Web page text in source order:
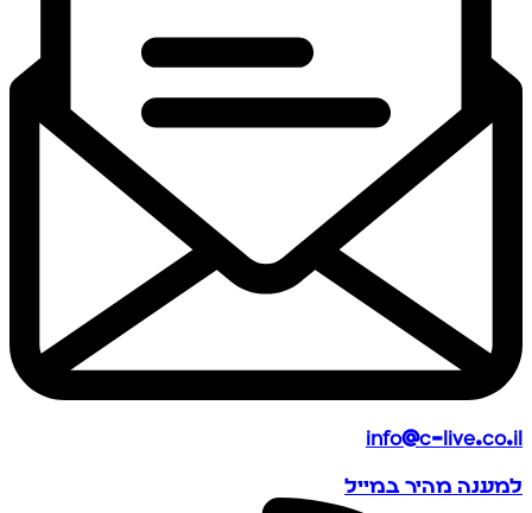
info@c-live.co.il
למענה מהיר במייל